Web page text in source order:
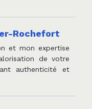
Rochefort
et mon expertise
de votre
authenticité et